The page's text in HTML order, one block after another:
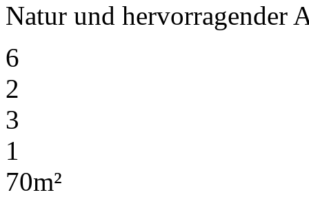
Natur und hervorragender
6
2
3
1
70m²